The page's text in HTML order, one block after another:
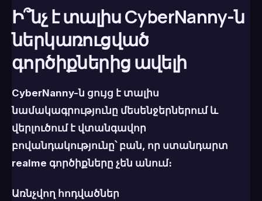
Ի՞նչ է տալիս CyberNanny-ն
ներկառուցված
գործիքներից ավելի
CyberNanny-ն ցույց է տալիս
նամակագրությունը մեսենջերներում և
վերլուծում է վտանգավոր
բովանդակությունը՝ բան, որ ստանդարտ
realme գործիքները չեն անում։
Առնչվող հոդվածներ